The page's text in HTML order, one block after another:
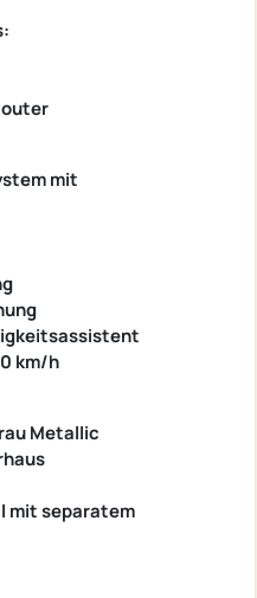
mit
km/h
Metallic
mit separatem